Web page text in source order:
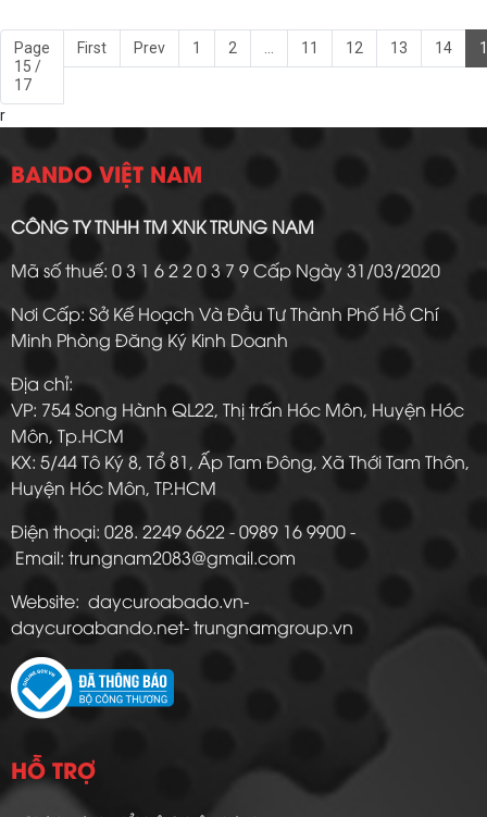
Page
15 /
17
First Prev 1 2 ... 11 12 13 14
r
BANDO VIỆT NAM
CÔNG TY TNHH TM XNK TRUNG NAM
Mã số thuế: 0 3 1 6 2 2 0 3 7 9 Cấp Ngày 31/03/2020
Nơi Cấp: Sở Kế Hoạch Và Đầu Tư Thành Phố Hồ Chí
Minh Phòng Đăng Ký Kinh Doanh
Địa chỉ:
VP: 754 Song Hành QL22, Thị trấn Hóc Môn, Huyện Hóc
Môn, Tp.HCM
KX: 5/44 Tô Ký 8, Tổ 81, Ấp Tam Đông, Xã Thới Tam Thôn,
Huyện Hóc Môn, TP.HCM
Điện thoại: 028. 2249 6622 - 0989 16 9900 -
Email: trungnam2083@gmail.com
Website: daycuroabado.vn-
daycuroabando.net- trungnamgroup.vn
HỖ TRỢ